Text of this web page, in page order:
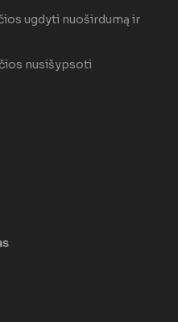
ugdyti nuoširdumą ir
nusišypsoti